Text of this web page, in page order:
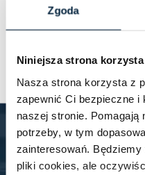
Zgoda
Niniejsza strona
Nasza strona korzysta z
zapewnić Ci bezpieczne
naszej stronie. Pomagają
potrzeby, w tym
zainteresowań.
pliki cookies, ale
Na pokład
Newsletter
Zawsze aktualne
ofertach specjalnych.